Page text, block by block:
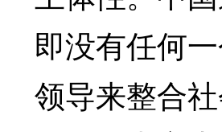
即没有任何
领导来整合